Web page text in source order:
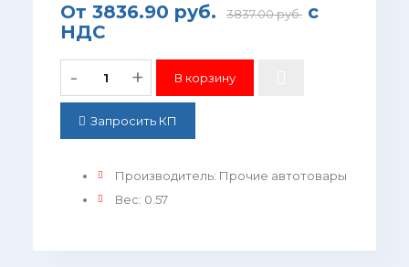
От 3836.90 руб. 3837.00 руб.с
НДС
- +
Запросить КП
Производитель: Прочие автотовары
Вес: 0.57